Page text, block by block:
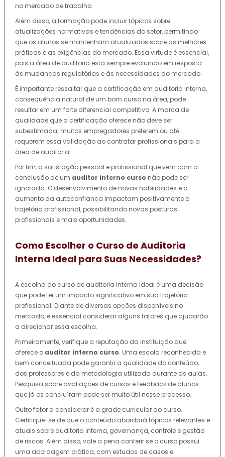
no mercado de trabalho.
Além disso, a formação pode incluir tópicos sobre
atualizações normativas e tendências do setor, permitindo
que os alunos se mantenham atualizados sobre as melhores
práticas e as exigências do mercado. Essa virtude é essencial,
pois a área de auditoria está sempre evoluindo em resposta
às mudanças regulatórias e às necessidades do mercado.
É importante ressaltar que a certificação em auditoria interna,
consequência natural de um bom curso na área, pode
resultar em um forte diferencial competitivo. A marca de
qualidade que a certificação oferece não deve ser
subestimada; muitos empregadores preferem ou até
requerem essa validação ao contratar profissionais para a
área de auditoria.
Por fim, a satisfação pessoal e profissional que vem com a
conclusão de um auditor interno curso não pode ser
ignorada. O desenvolvimento de novas habilidades e o
aumento da autoconfiança impactam positivamente a
trajetória profissional, possibilitando novas posturas
profissionais e mais oportunidades.
Como Escolher o Curso de Auditoria
Interna Ideal para Suas Necessidades?
A escolha do curso de auditoria interna ideal é uma decisão
que pode ter um impacto significativo em sua trajetória
profissional. Diante de diversas opções disponíveis no
mercado, é essencial considerar alguns fatores que ajudarão
a direcionar essa escolha.
Primeiramente, verifique a reputação da instituição que
oferece o auditor interno curso. Uma escola reconhecida e
bem conceituada pode garantir a qualidade do conteúdo,
dos professores e da metodologia utilizada durante as aulas.
Pesquisa sobre avaliações de cursos e feedback de alunos
que já os concluíram pode ser muito útil nesse processo.
Outro fator a considerar é a grade curricular do curso.
Certifique-se de que o conteúdo abordará tópicos relevantes e
atuais sobre auditoria interna, governança, controle e gestão
de riscos. Além disso, vale a pena conferir se o curso possui
uma abordagem prática, com estudos de casos e